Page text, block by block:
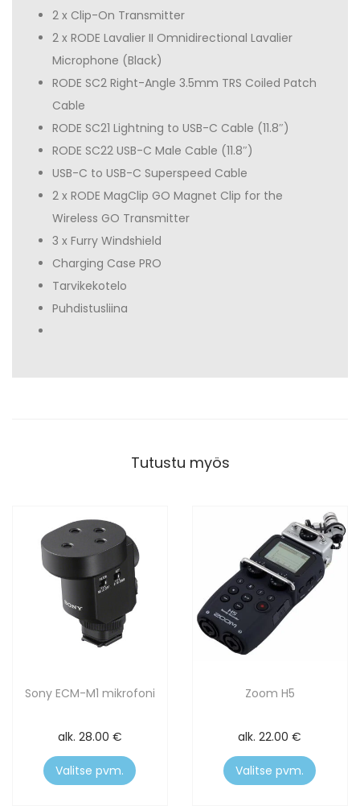
2 x Clip-On Transmitter
2 x RODE Lavalier II Omnidirectional Lavalier
Microphone (Black)
RODE SC2 Right-Angle 3.5mm TRS Coiled Patch
Cable
RODE SC21 Lightning to USB-C Cable (11.8″)
RODE SC22 USB-C Male Cable (11.8″)
USB-C to USB-C Superspeed Cable
2 x RODE MagClip GO Magnet Clip for the
Wireless GO Transmitter
3 x Furry Windshield
Charging Case PRO
Tarvikekotelo
Puhdistusliina
Tutustu myös
Sony ECM-M1 mikrofoni
alk. 28.00 €
Valitse pvm.
Zoom H5
alk.22.00€
Valitse pvm.